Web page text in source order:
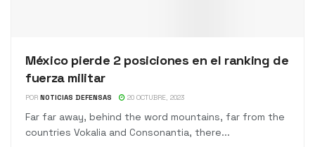
México pierde 2 posiciones en el ranking de
fuerza militar
POR NOTICIAS DEFENSAS 20 OCTUBRE, 2023
Far far away, behind the word mountains, far from the
countries Vokalia and Consonantia, there...